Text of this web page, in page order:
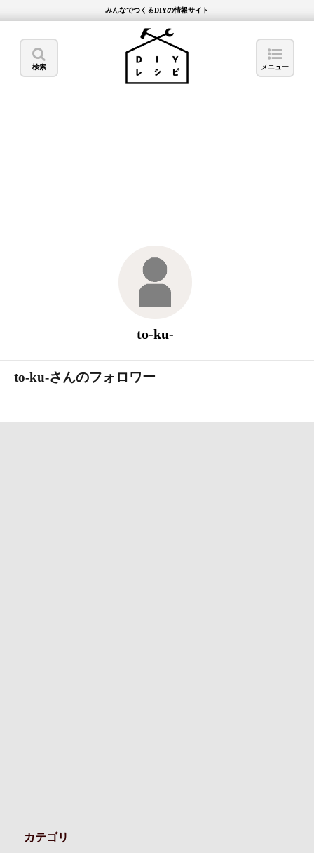
みんなでつくるDIYの情報サイト
検索 メニュー
to-ku-
to-ku-さんのフォロワー
カテゴリ